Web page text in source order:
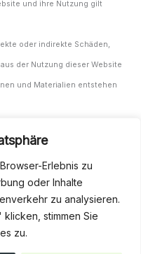
Erlebnis zu
oder Inhalte
zu analysieren.
stimmen Sie
zu.
und ihre Nutzung gilt
oder indirekte Schäden,
der Nutzung dieser Website
und Materialien entstehen
während der Anwendung
auf Wunsch gerne digital
abrufbar.